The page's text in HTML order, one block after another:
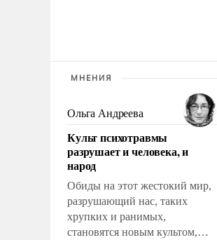
МНЕНИЯ
Ольга Андреева
Культ психотравмы
разрушает и человека, и
народ
Обиды на этот жестокий мир,
разрушающий нас, таких
хрупких и ранимых,
становятся новым культом,